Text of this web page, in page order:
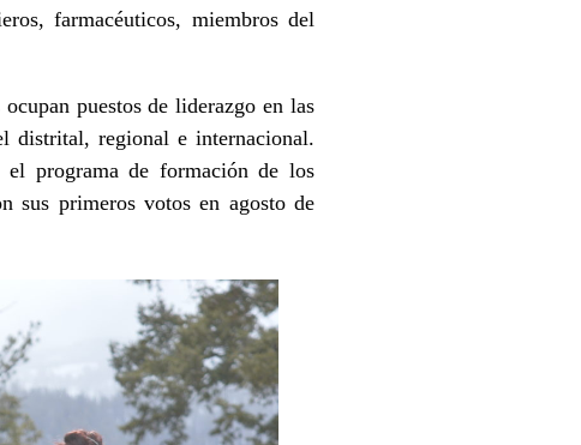
farmacéuticos, miembros del
puestos de liderazgo en las
distrital, regional e internacional.
programa de formación de los
sus primeros votos en agosto de